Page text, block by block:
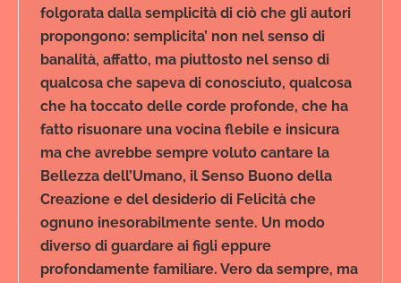
folgorata dalla semplicità di ciò che gli autori
propongono: semplicita’ non nel senso di
banalità, affatto, ma piuttosto nel senso di
qualcosa che sapeva di conosciuto, qualcosa
che ha toccato delle corde profonde, che ha
fatto risuonare una vocina flebile e insicura
ma che avrebbe sempre voluto cantare la
Bellezza dell’Umano, il Senso Buono della
Creazione e del desiderio di Felicità che
ognuno inesorabilmente sente. Un modo
diverso di guardare ai figli eppure
profondamente familiare. Vero da sempre, ma